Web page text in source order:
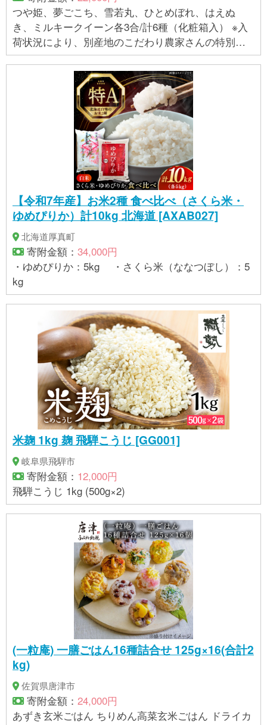
つや姫、夢ごこち、雪若丸、ひとめぼれ、はえぬ
き、ミルキークイーン各3合/計6種（化粧箱入） ※入
荷状況により、別産地のこだわり農家さんの特別栽
培米をご用意させて頂く場合がございます。
【令和7年産】お米2種 食べ比べ（さくら米・
ゆめぴりか）計10kg 北海道 [AXAB027]
北海道厚真町
寄附金額： 34,000円
・ゆめぴりか：5kg ・さくら米（ななつぼし）：5
kg
米麹 1kg 麹 飛騨こうじ [GG001]
岐阜県飛騨市
寄附金額： 12,000円
飛騨こうじ 1kg (500g×2)
(一粒庵) 一膳ごはん16種詰合せ 125g×16(合計2
kg)
佐賀県唐津市
寄附金額： 24,000円
あずき玄米ごはん ちりめん高菜玄米ごはん ドライカ